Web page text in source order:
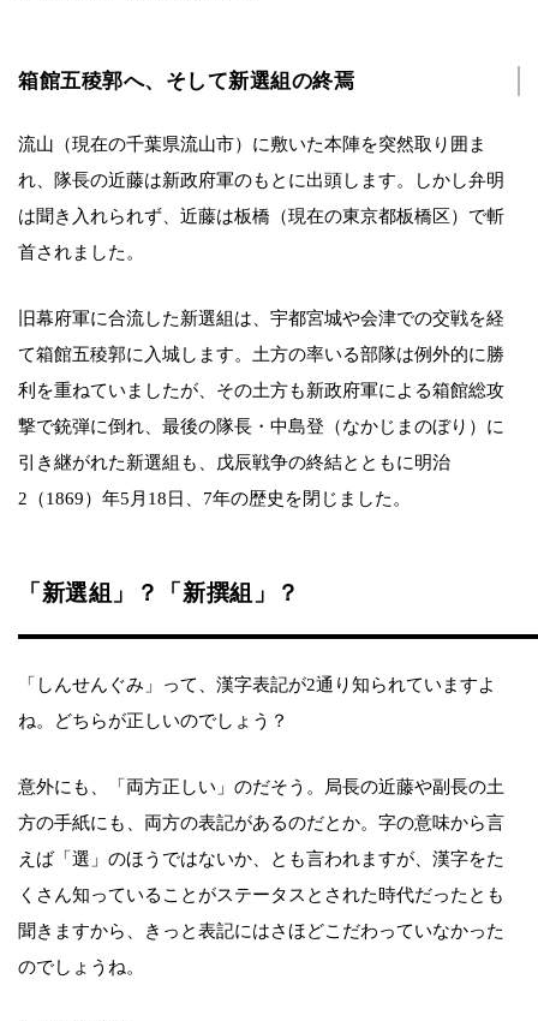
箱館五稜郭へ、そして新選組の終焉
流山（現在の千葉県流山市）に敷いた本陣を突然取り囲ま
れ、隊長の近藤は新政府軍のもとに出頭します。しかし弁明
は聞き入れられず、近藤は板橋（現在の東京都板橋区）で斬
首されました。
旧幕府軍に合流した新選組は、宇都宮城や会津での交戦を経
て箱館五稜郭に入城します。土方の率いる部隊は例外的に勝
利を重ねていましたが、その土方も新政府軍による箱館総攻
撃で銃弾に倒れ、最後の隊長・中島登（なかじまのぼり）に
引き継がれた新選組も、戊辰戦争の終結とともに明治
2（1869）年5月18日、7年の歴史を閉じました。
「新選組」？「新撰組」？
「しんせんぐみ」って、漢字表記が2通り知られていますよ
ね。どちらが正しいのでしょう？
意外にも、「両方正しい」のだそう。局長の近藤や副長の土
方の手紙にも、両方の表記があるのだとか。字の意味から言
えば「選」のほうではないか、とも言われますが、漢字をた
くさん知っていることがステータスとされた時代だったとも
聞きますから、きっと表記にはさほどこだわっていなかった
のでしょうね。